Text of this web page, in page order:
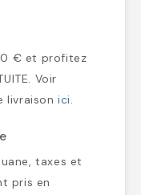
€ et profitez
Voir
livraisonici.
taxes et
pris en